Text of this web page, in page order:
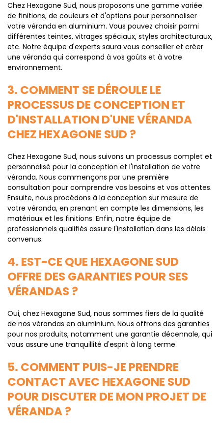
Chez Hexagone Sud, nous proposons une gamme variée
de finitions, de couleurs et d'options pour personnaliser
votre véranda en aluminium. Vous pouvez choisir parmi
différentes teintes, vitrages spéciaux, styles architecturaux,
etc. Notre équipe d'experts saura vous conseiller et créer
une véranda qui correspond à vos goûts et à votre
environnement.
3. COMMENT SE DÉROULE LE
PROCESSUS DE CONCEPTION ET
D'INSTALLATION D'UNE VÉRANDA
CHEZ HEXAGONE SUD ?
Chez Hexagone Sud, nous suivons un processus complet et
personnalisé pour la conception et l'installation de votre
véranda. Nous commençons par une première
consultation pour comprendre vos besoins et vos attentes.
Ensuite, nous procédons à la conception sur mesure de
votre véranda, en prenant en compte les dimensions, les
matériaux et les finitions. Enfin, notre équipe de
professionnels qualifiés assure l'installation dans les délais
convenus.
4. EST-CE QUE HEXAGONE SUD
OFFRE DES GARANTIES POUR SES
VÉRANDAS ?
Oui, chez Hexagone Sud, nous sommes fiers de la qualité
de nos vérandas en aluminium. Nous offrons des garanties
pour nos produits, notamment une garantie décennale, qui
vous assure une tranquillité d'esprit à long terme.
5. COMMENT PUIS-JE PRENDRE
CONTACT AVEC HEXAGONE SUD
POUR DISCUTER DE MON PROJET DE
VÉRANDA ?